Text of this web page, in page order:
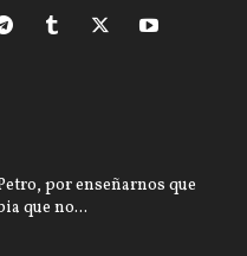
por enseñarnos que
que no...